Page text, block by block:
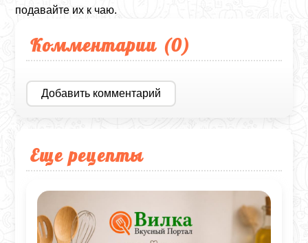
подавайте их к чаю.
Комментарии (0)
Добавить комментарий
Еще рецепты